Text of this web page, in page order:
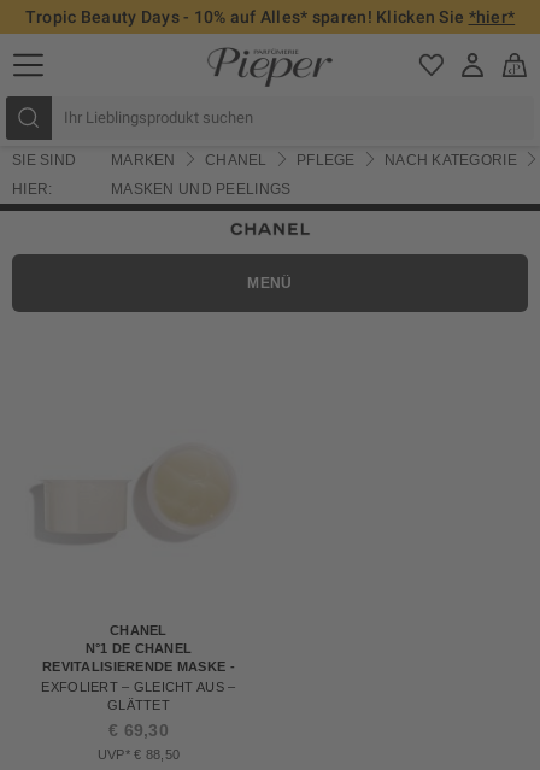
Tropic Beauty Days - 10% auf Alles* sparen! Klicken Sie *hier*
SIE SIND
HIER:
MARKEN CHANEL PFLEGE
NACH KATEGORIE
MASKEN UND PEELINGS
MENÜ
CHANEL
N°1 DE CHANEL
REVITALISIERENDE MASKE -
REFILL
EXFOLIERT – GLEICHT AUS –
GLÄTTET
UVP* € 88,50
€ 69,30